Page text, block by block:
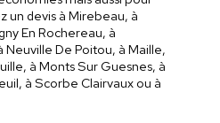
un devis à Mirebeau, à
En Rochereau, à
Neuville De Poitou, à Maille,
à Monts Sur Guesnes, à
à Scorbe Clairvaux ou à